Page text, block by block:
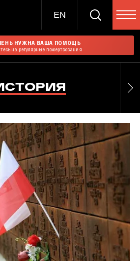
EN
НУЖНА ВАША ПОМОЩЬ
на регулярные пожертвования